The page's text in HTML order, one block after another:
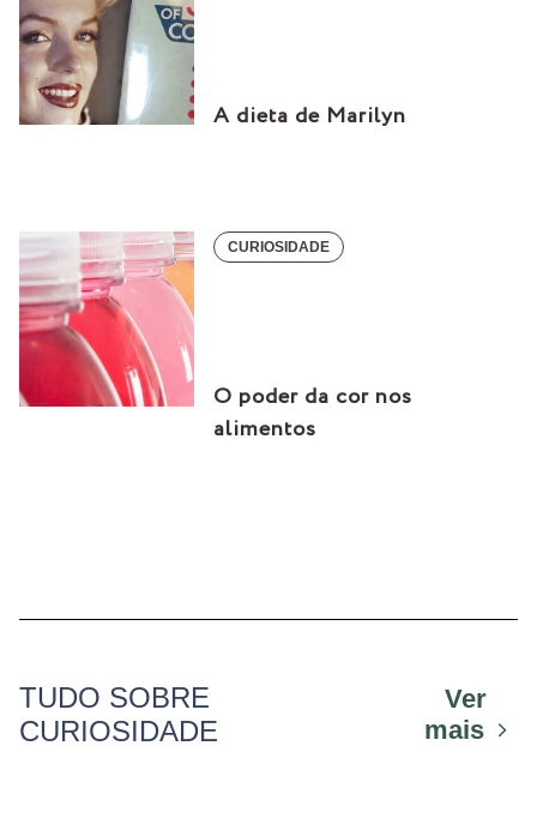
A dieta de Marilyn
CURIOSIDADE
O poder da cor nos
alimentos
TUDO SOBRE
CURIOSIDADE
Ver
mais